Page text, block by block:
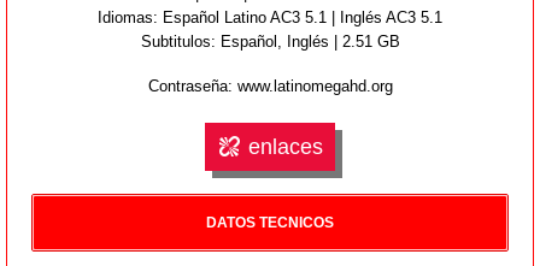
Idiomas: Español Latino AC3 5.1 | Inglés AC3 5.1
Subtitulos: Español,
Inglés | 2.51 GB
Contraseña: www.latinomegahd.org
enlaces
DATOS TECNICOS